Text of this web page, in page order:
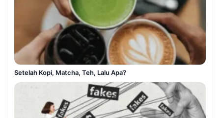
Setelah Kopi, Matcha, Teh, Lalu Apa?